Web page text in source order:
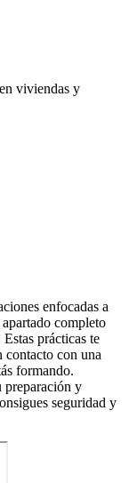
viviendas y
enfocadas a
completo
prácticas te
contacto con una
formando.
preparación y
seguridad y